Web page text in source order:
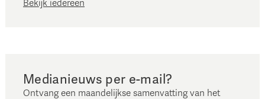
Bekijk iedereen
Medianieuws per e-mail?
Ontvang een maandelijkse samenvatting van het